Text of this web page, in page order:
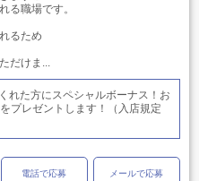
る職場です。
るため
だけま...
れた方にスペシャルボーナス！お
プレゼントします！（入店規定
電話で応募 メールで応募